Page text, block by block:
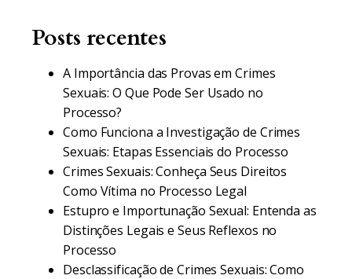
Posts recentes
A Importância das Provas em Crimes
Sexuais: O Que Pode Ser Usado no
Processo?
Como Funciona a Investigação de Crimes
Sexuais: Etapas Essenciais do Processo
Crimes Sexuais: Conheça Seus Direitos
Como Vítima no Processo Legal
Estupro e Importunação Sexual: Entenda as
Distinções Legais e Seus Reflexos no
Processo
Desclassificação de Crimes Sexuais: Como